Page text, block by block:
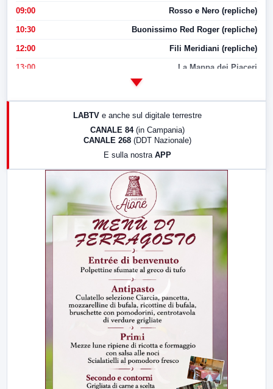
09:00 Rosso e Nero (repliche)
10:30 Buonissimo Red Roger (repliche)
12:00 Fili Meridiani (repliche)
13:00 La Mappa dei Piaceri
17:00 LabNews (replica)
LABTV e anche sul digitale terrestre
CANALE 84 (in Campania)
CANALE 268 (DDT Nazionale)
E sulla nostra APP